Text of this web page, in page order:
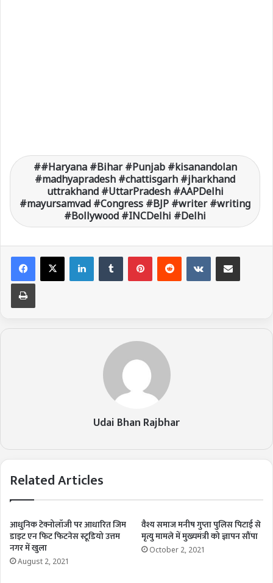
#Haryana #Bihar #Punjab #kisanandolan
#madhyapradesh #chattisgarh #jharkhand
uttrakhand #UttarPradesh #AAPDelhi
#mayursamvad #Congress #BJP #writer #writing
#Bollywood #INCDelhi #Delhi
LinkedIn VKontakte
Udai Bhan Rajbhar
Related Articles
आधुनिक टेक्नोलॉजी पर आधारित जिम
डाइट एन फिट फिटनेस स्टूडियो उत्तम
नगर में खुला
August 2, 2021
वैश्य समाज मनीष गुप्ता पुलिस पिटाई से
मृत्यु मामले में मुख्यमंत्री को ज्ञापन सौंपा
October 2, 2021